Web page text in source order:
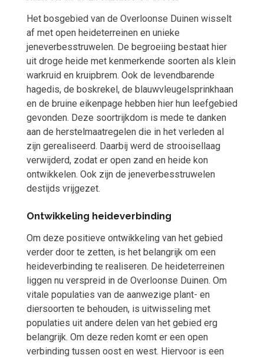
Het bosgebied van de Overloonse Duinen wisselt
af met open heideterreinen en unieke
jeneverbesstruwelen. De begroeiing bestaat hier
uit droge heide met kenmerkende soorten als klein
warkruid en kruipbrem. Ook de levendbarende
hagedis, de boskrekel, de blauwvleugelsprinkhaan
en de bruine eikenpage hebben hier hun leefgebied
gevonden. Deze soortrijkdom is mede te danken
aan de herstelmaatregelen die in het verleden al
zijn gerealiseerd. Daarbij werd de strooisellaag
verwijderd, zodat er open zand en heide kon
ontwikkelen. Ook zijn de jeneverbesstruwelen
destijds vrijgezet.
Ontwikkeling heideverbinding
Om deze positieve ontwikkeling van het gebied
verder door te zetten, is het belangrijk om een
heideverbinding te realiseren. De heideterreinen
liggen nu verspreid in de Overloonse Duinen. Om
vitale populaties van de aanwezige plant- en
diersoorten te behouden, is uitwisseling met
populaties uit andere delen van het gebied erg
belangrijk. Om deze reden komt er een open
verbinding tussen oost en west. Hiervoor is een